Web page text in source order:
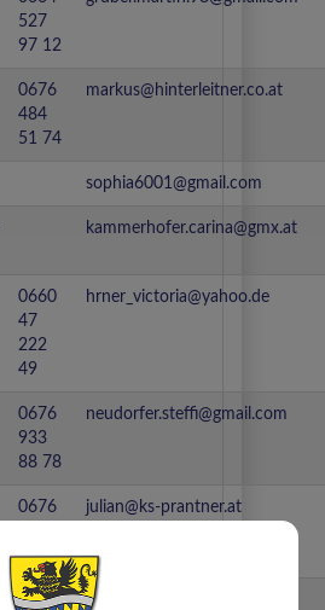
527
97 12
0676
484
51 74
markus@hinterleitner.co.at
sophia6001@gmail.com
kammerhofer.carina@gmx.at
0660
47
222
49
hrner_victoria@yahoo.de
0676
933
88 78
neudorfer.steffi@gmail.com
0676
12 72
julian@ks-prantner.at
0676
G.reisinger@gmx.at